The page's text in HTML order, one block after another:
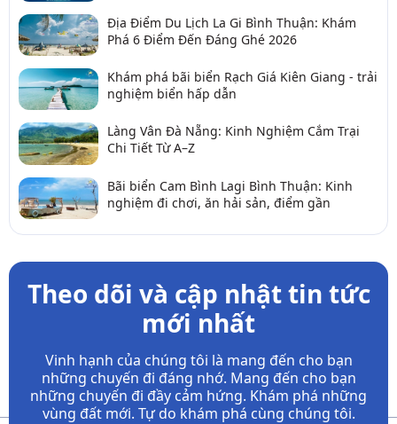
Địa Điểm Du Lịch La Gi Bình Thuận: Khám
Phá 6 Điểm Đến Đáng Ghé 2026
Khám phá bãi biển Rạch Giá Kiên Giang - trải
nghiệm biển hấp dẫn
Làng Vân Đà Nẵng: Kinh Nghiệm Cắm Trại
Chi Tiết Từ A–Z
Bãi biển Cam Bình Lagi Bình Thuận: Kinh
nghiệm đi chơi, ăn hải sản, điểm gần
Theo dõi và cập nhật tin tức
mới nhất
Vinh hạnh của chúng tôi là mang đến cho bạn
những chuyến đi đáng nhớ. Mang đến cho bạn
những chuyến đi đầy cảm hứng. Khám phá những
vùng đất mới. Tự do khám phá cùng chúng tôi.